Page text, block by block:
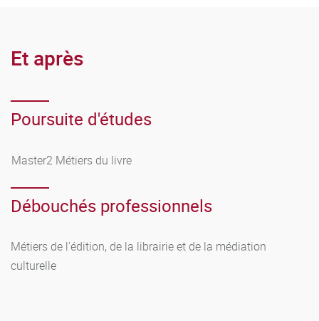
Et après
Poursuite d'études
Master2 Métiers du livre
Débouchés professionnels
Métiers de l'édition, de la librairie et de la médiation
culturelle